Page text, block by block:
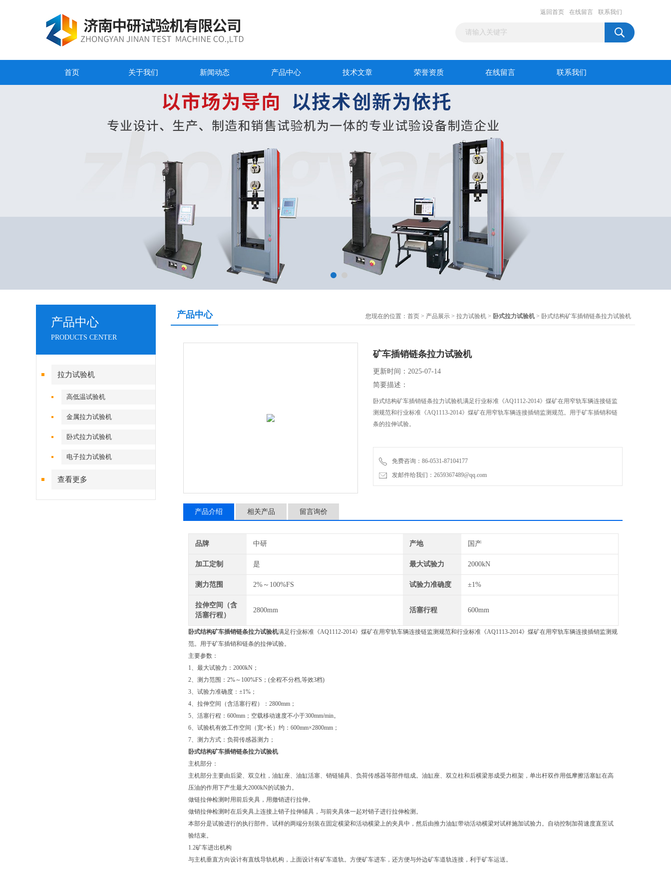
返回首页 在线留言 联系我们
首页 关于我们 新闻动态 产品中心 技术文章 荣誉资质 在线留言 联系我们
产品中心
PRODUCTS CENTER
拉力试验机
高低温试验机
金属拉力试验机
卧式拉力试验机
电子拉力试验机
查看更多
产品中心 您现在的位置： 首页 > 产品展示 > 拉力试验机 > 卧式拉力试验机 > 卧式结构矿车插销链条拉力试验机
矿车插销链条拉力试验机
更新时间：2025-07-14
简要描述：
卧式结构矿车插销链条拉力试验机满足行业标准《AQ1112-2014》煤矿在用窄轨车辆连接链监
测规范和行业标准《AQ1113-2014》煤矿在用窄轨车辆连接插销监测规范。用于矿车插销和链
条的拉伸试验。
免费咨询：86-0531-87104177
发邮件给我们：2659367489@qq.com
产品介绍 相关产品 留言询价
品牌 中研 产地 国产
加工定制 是 最大试验力 2000kN
测力范围 2%～100%FS 试验力准确度 ±1%
拉伸空间（含
活塞行程）
2800mm 活塞行程 600mm
卧式结构矿车插销链条拉力试验机满足行业标准《AQ1112-2014》煤矿在用窄轨车辆连接链监测规范和行业标准《AQ1113-2014》煤矿在用窄轨车辆连接插销监测规
范。用于矿车插销和链条的拉伸试验。
主要参数：
1、最大试验力：2000kN；
2、测力范围：2%～100%FS；(全程不分档,等效3档)
3、试验力准确度：±1%；
4、拉伸空间（含活塞行程）：2800mm；
5、活塞行程：600mm；空载移动速度不小于300mm/min。
6、试验机有效工作空间（宽×长）约：600mm×2800mm；
7、测力方式：负荷传感器测力；
卧式结构矿车插销链条拉力试验机
主机部分：
主机部分主要由后梁、双立柱，油缸座、油缸活塞、销链辅具、负荷传感器等部件组成。油缸座、双立柱和后横梁形成受力框架，单出杆双作用低摩擦活塞缸在高
压油的作用下产生最大2000kN的试验力。
做链拉伸检测时用前后夹具，用撤销进行拉伸。
做销拉伸检测时在后夹具上连接上销子拉伸辅具，与前夹具体一起对销子进行拉伸检测。
本部分是试验进行的执行部件。试样的两端分别装在固定横梁和活动横梁上的夹具中，然后由推力油缸带动活动横梁对试样施加试验力。自动控制加荷速度直至试
验结束。
1.2矿车进出机构
与主机垂直方向设计有直线导轨机构，上面设计有矿车道轨。方便矿车进车，还方便与外边矿车道轨连接，利于矿车运送。